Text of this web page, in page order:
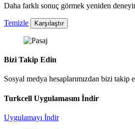
Daha farklı sonuç görmek yeniden
Temizle Karşılaştır
Bizi Takip Edin
Sosyal medya hesaplarımızdan bizi takip
Turkcell Uygulamasını İndir
Uygulamayı İndir